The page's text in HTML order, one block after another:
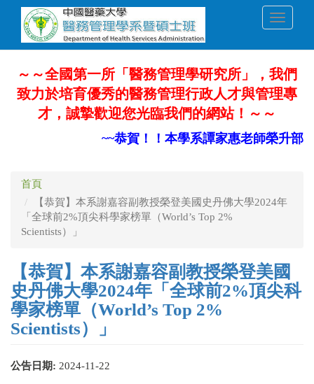
內
Toggle
～～全國第一所「醫務管理學研究所」，我們
致力於培育優秀的醫務管理行政人才與管理專
才，誠摯歡迎您光臨我們的網站！～～
~~恭賀！！本學系譚家惠老師榮升部定
首頁
【恭賀】本系謝嘉容副教授榮登美國史丹佛大學2024年
「全球前2%頂尖科學家榜單（World’s Top 2%
Scientists）」
【恭賀】本系謝嘉容副教授榮登美國
史丹佛大學2024年「全球前2%頂尖科
學家榜單（World’s Top 2%
Scientists）」
公告日期: 2024-11-22